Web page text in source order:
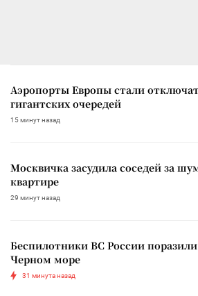
Аэропорты Европы стали
гигантских очередей
15 минут назад
Москвичка засудила соседей за
квартире
29 минут назад
Беспилотники ВС России поразили
Черном море
31 минута назад